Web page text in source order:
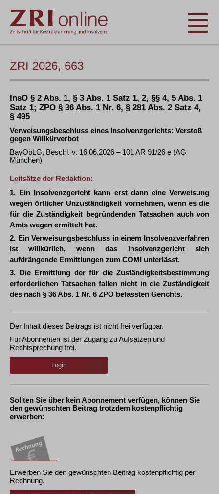
ZRI 2026, 663
InsO § 2 Abs. 1, § 3 Abs. 1 Satz 1, 2, §§ 4, 5 Abs. 1
Satz 1; ZPO § 36 Abs. 1 Nr. 6, § 281 Abs. 2 Satz 4,
§ 495
Verweisungsbeschluss eines Insolvenzgerichts: Verstoß
gegen Willkürverbot
BayObLG, Beschl. v. 16.06.2026 – 101 AR 91/26 e (AG
München)
Leitsätze der Redaktion:
1. Ein Insolvenzgericht kann erst dann eine Verweisung
wegen örtlicher Unzuständigkeit vornehmen, wenn es die
für die Zuständigkeit begründenden Tatsachen auch von
Amts wegen ermittelt hat.
2. Ein Verweisungsbeschluss in einem Insolvenzverfahren
ist willkürlich, wenn das Insolvenzgericht sich
aufdrängende Ermittlungen zum COMI unterlässt.
3. Die Ermittlung der für die Zuständigkeitsbestimmung
erforderlichen Tatsachen fallen nicht in die Zuständigkeit
des nach § 36 Abs. 1 Nr. 6 ZPO befassten Gerichts.
Der Inhalt dieses Beitrags ist nicht frei verfügbar.
Für Abonnenten ist der Zugang zu Aufsätzen und
Rechtsprechung frei.
Login
Sollten Sie über kein Abonnement verfügen, können Sie
den gewünschten Beitrag trotzdem kostenpflichtig
erwerben:
Erwerben Sie den gewünschten Beitrag kostenpflichtig per
Rechnung.